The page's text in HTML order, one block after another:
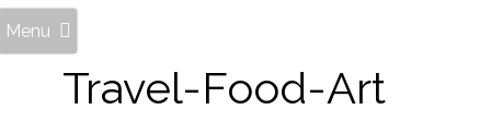
Travel-Food-Art
Menu